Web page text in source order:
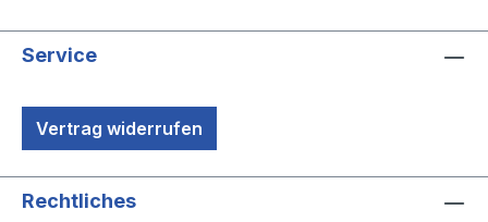
Service
Vertrag widerrufen
Rechtliches